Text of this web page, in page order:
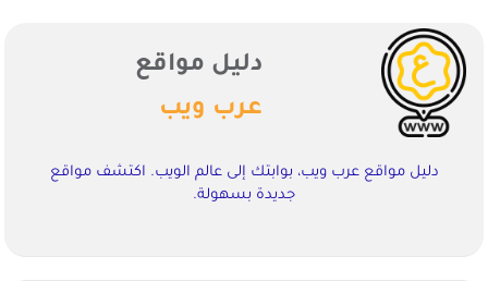
دليل مواقع
عرب ويب
دليل مواقع عرب ويب، بوابتك إلى عالم الويب. اكتشف مواقع
جديدة بسهولة.